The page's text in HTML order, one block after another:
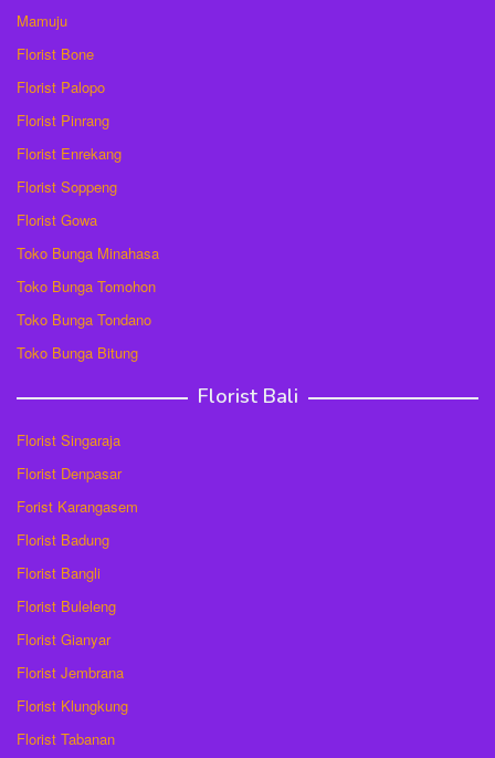
Mamuju
Florist Bone
Florist Palopo
Florist Pinrang
Florist Enrekang
Florist Soppeng
Florist Gowa
Toko Bunga Minahasa
Toko Bunga Tomohon
Toko Bunga Tondano
Toko Bunga Bitung
Florist Bali
Florist Singaraja
Florist Denpasar
Forist Karangasem
Florist Badung
Florist Bangli
Florist Buleleng
Florist Gianyar
Florist Jembrana
Florist Klungkung
Florist Tabanan